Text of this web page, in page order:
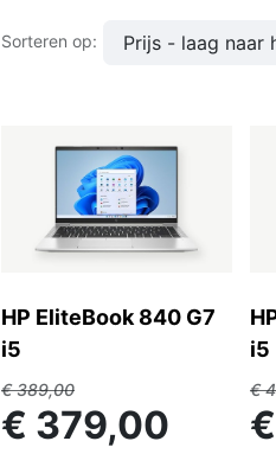
Sorteren op: Prijs - laag naar
HP EliteBook 840 G7
i5
€389,00
€ 379,00
i5
€
€